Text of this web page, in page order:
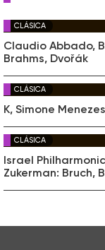
CLÁSICA
Claudio Abbado,
Brahms, Dvořák
CLÁSICA
K, Simone
CLÁSICA
Israel
Zukerman: Bruch,